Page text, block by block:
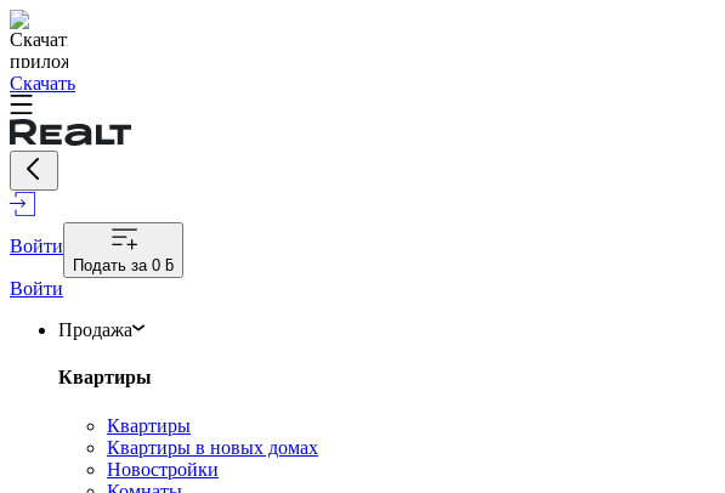
Скачать
Войти
Подать за 0 ƃ
Войти
Продажа
Квартиры
Квартиры
Квартиры в новых домах
Новостройки